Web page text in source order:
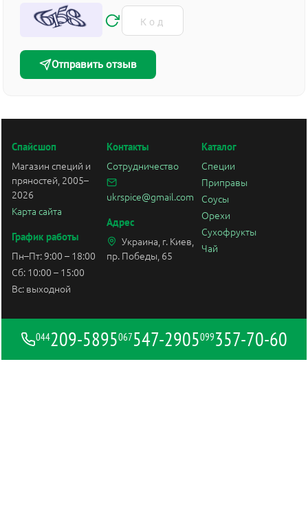
Отправить отзыв
Спайсшоп
Магазин специй и
пряностей, 2005–
2026
Карта сайта
График работы
Пн–Пт: 9:00 – 18:00
Сб: 10:00 – 15:00
Вс: выходной
Контакты
Сотрудничество
ukrspice@gmail.com
Адрес
Украина, г. Киев,
пр. Победы, 65
Каталог
Специи
Приправы
Соусы
Орехи
Сухофрукты
Чай
044209-5895067547-2905099357-70-60